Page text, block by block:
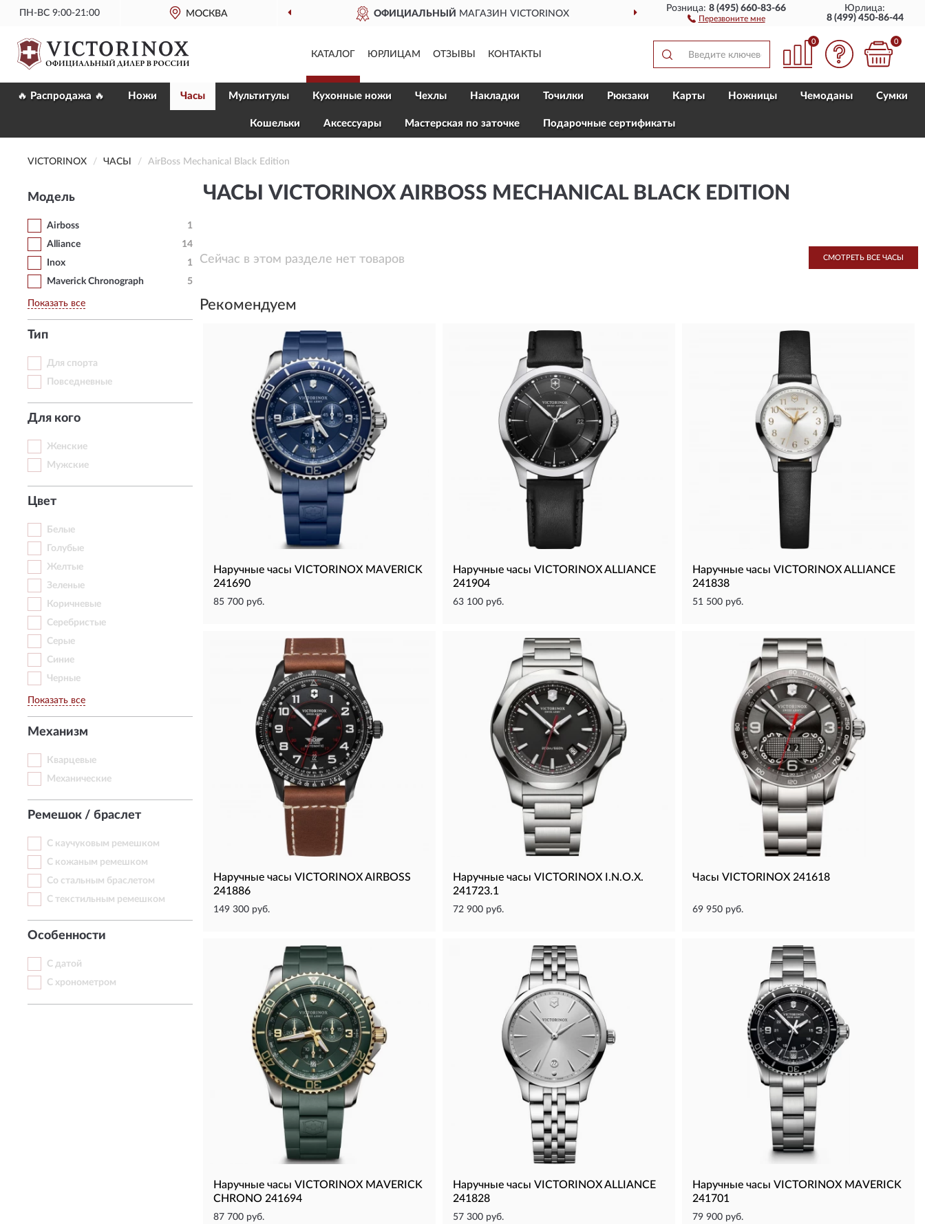
ПН-ВС 9:00-21:00 МОСКВА ОФИЦИАЛЬНЫЙ МАГАЗИН VICTORINOX ДОСТАВИМПО ВСЕЙ РОССИИ
Розница:8 (495) 660-83-66
Перезвоните мне
Юрлица:
8 (499) 450-86-44
КАТАЛОГ ЮРЛИЦАМ ОТЗЫВЫ КОНТАКТЫ
0 0
🔥 Распродажа 🔥 Ножи Часы Мультитулы Кухонные ножи Чехлы Накладки Точилки Рюкзаки Карты Ножницы Чемоданы Сумки
Кошельки Aксессуары Мастерская по заточке Подарочные сертификаты
VICTORINOX ЧАСЫ AirBoss Mechanical Black Edition
Модель
Airboss
1
Alliance
14
Inox
1
Maverick Chronograph
5
Показать все
Тип
Для спорта
Повседневные
Для кого
Женские
Мужские
Цвет
Белые
Голубые
Желтые
Зеленые
Коричневые
Серебристые
Серые
Синие
Черные
Показать все
Механизм
Кварцевые
Механические
Ремешок / браслет
С каучуковым ремешком
С кожаным ремешком
Со стальным браслетом
С текстильным ремешком
Особенности
С датой
С хронометром
ЧАСЫ VICTORINOX AIRBOSS MECHANICAL BLACK EDITION
Сейчас в этом разделе нет товаров СМОТРЕТЬ ВСЕ ЧАСЫ
Рекомендуем
Наручные часы VICTORINOX MAVERICK
241690
85 700 руб.
Наручные часы VICTORINOX ALLIANCE
241904
63 100 руб.
Наручные часы VICTORINOX ALLIANCE
241838
51 500 руб.
Наручные часы VICTORINOX AIRBOSS
241886
149 300 руб.
Наручные часы VICTORINOX I.N.O.X.
241723.1
72 900 руб.
Часы VICTORINOX 241618
69 950 руб.
Наручные часы VICTORINOX MAVERICK
CHRONO 241694
87 700 руб.
Наручные часы VICTORINOX ALLIANCE
241828
57 300 руб.
Наручные часы VICTORINOX MAVERICK
241701
79 900 руб.